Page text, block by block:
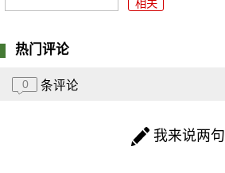
相关
热门评论
0 条评论
我来说两句